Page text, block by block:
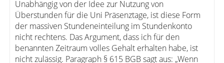
Unabhängig von der Idee zur Nutzung von
Überstunden für die Uni Präsenztage, ist diese Form
der massiven Stundeneinteilung im Stundenkonto
nicht rechtens. Das Argument, dass ich für den
benannten Zeitraum volles Gehalt erhalten habe, ist
nicht zulässig. Paragraph § 615 BGB sagt aus: „Wenn